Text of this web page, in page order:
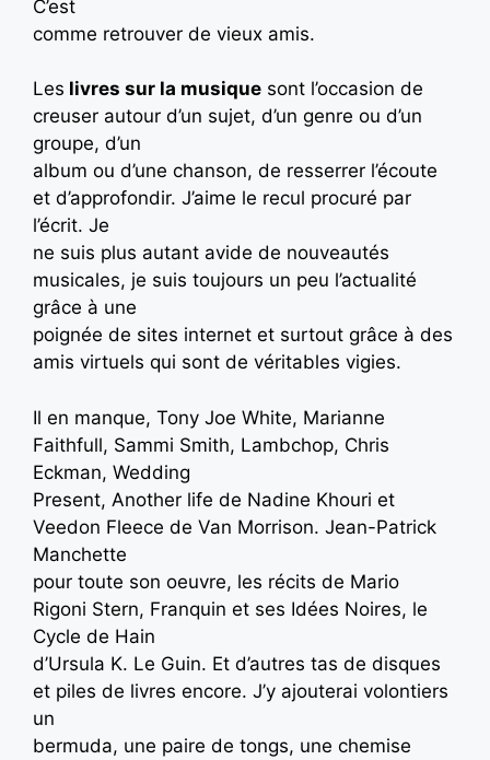
C’est
comme retrouver de vieux amis.
Les livres sur la musique sont l’occasion de
creuser autour d’un sujet, d’un genre ou d’un
groupe, d’un
album ou d’une chanson, de resserrer l’écoute
et d’approfondir. J’aime le recul procuré par
l’écrit. Je
ne suis plus autant avide de nouveautés
musicales, je suis toujours un peu l’actualité
grâce à une
poignée de sites internet et surtout grâce à des
amis virtuels qui sont de véritables vigies.
Il en manque, Tony Joe White, Marianne
Faithfull, Sammi Smith, Lambchop, Chris
Eckman, Wedding
Present, Another life de Nadine Khouri et
Veedon Fleece de Van Morrison. Jean-Patrick
Manchette
pour toute son oeuvre, les récits de Mario
Rigoni Stern, Franquin et ses Idées Noires, le
Cycle de Hain
d’Ursula K. Le Guin. Et d’autres tas de disques
et piles de livres encore. J’y ajouterai volontiers
un
bermuda, une paire de tongs, une chemise